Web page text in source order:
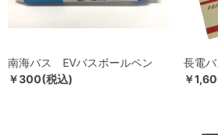
南海バス EVバスボールペン
￥300(税込)
長電
￥